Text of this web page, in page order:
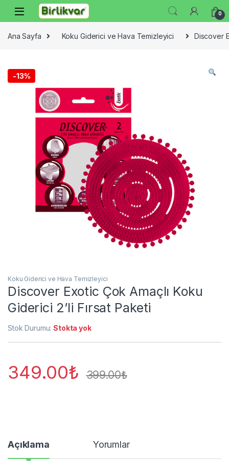
Skip to navigation
Skip to content
0
Ana Sayfa Koku Giderici ve Hava Temizleyici Discover
-13%
Koku Giderici ve Hava Temizleyici
Discover Exotic Çok Amaçlı Koku
Giderici 2’li Fırsat Paketi
Stok Durumu:Stokta yok
349.00₺ 399.00₺
Açıklama Yorumlar